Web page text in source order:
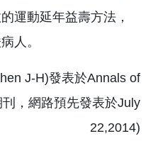
運動延年益壽方法，
人。
J-H)發表於Annals of
，網路預先發表於July
22,2014)